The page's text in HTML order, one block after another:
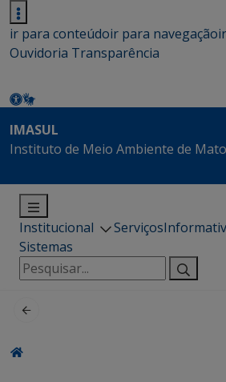
ir para conteúdoir para navegação
Ouvidoria Transparência
IMASUL
Instituto de Meio Ambiente de
Institucional Serviços
Sistemas
Pesquisar
por: